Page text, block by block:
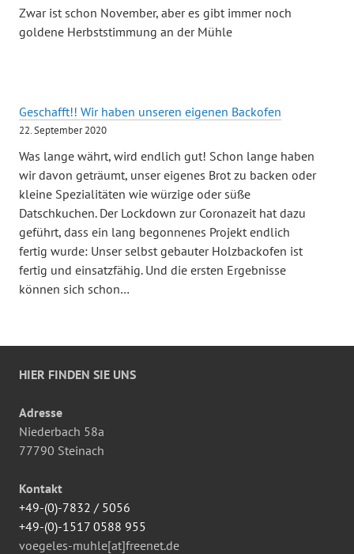
Zwar ist schon November, aber es gibt immer noch
goldene Herbststimmung an der Mühle
Geschafft!! Wir haben unseren eigenen Backofen
22. September 2020
Was lange währt, wird endlich gut! Schon lange haben
wir davon geträumt, unser eigenes Brot zu backen oder
kleine Spezialitäten wie würzige oder süße
Datschkuchen. Der Lockdown zur Coronazeit hat dazu
geführt, dass ein lang begonnenes Projekt endlich
fertig wurde: Unser selbst gebauter Holzbackofen ist
fertig und einsatzfähig. Und die ersten Ergebnisse
können sich schon…
HIER FINDEN SIE UNS
Adresse
Niederbach 58a
77790 Steinach
Kontakt
+49-(0)-7832 / 5056
+49-(0)-1517 0588 955
voegeles-muhle[at]freenet.de